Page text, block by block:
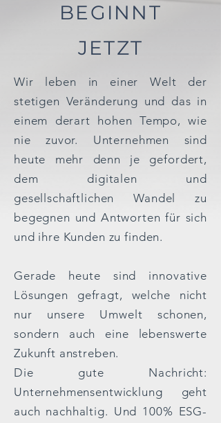
BEGINNT
JETZT
Wir leben in einer Welt der
stetigen Veränderung und das in
einem derart hohen Tempo, wie
nie zuvor. Unternehmen sind
heute mehr denn je gefordert,
dem digitalen und
gesellschaftlichen Wandel zu
begegnen und Antworten für sich
und ihre Kunden zu finden.
Gerade heute sind innovative
Lösungen gefragt, welche nicht
nur unsere Umwelt schonen,
sondern auch eine lebenswerte
Zukunft anstreben.
Die gute Nachricht:
Unternehmensentwicklung geht
auch nachhaltig. Und 100% ESG-